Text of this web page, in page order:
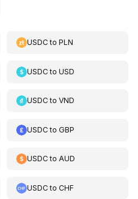
USDCtoPLN
USDCtoUSD
USDCtoVND
USDCtoGBP
USDCtoAUD
USDCtoCHF